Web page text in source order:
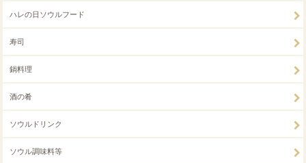
ハレの日ソウルフード
寿司
鍋料理
酒の肴
ソウルドリンク
ソウル調味料等